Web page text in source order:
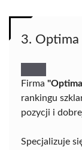
3. Optima
Firma
rankingu
pozycji i
Specjalizuje